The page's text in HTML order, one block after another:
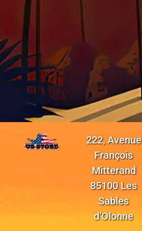
222, Avenue
François
Mitterand
85100 Les
Sables
d’Olonne